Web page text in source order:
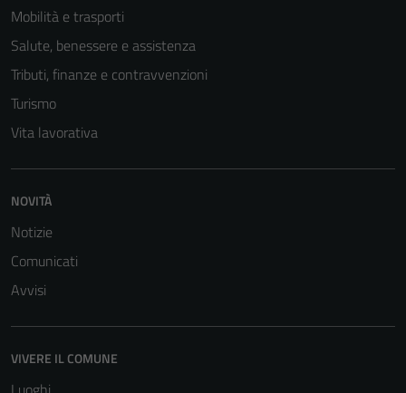
Mobilità e trasporti
Salute, benessere e assistenza
Tributi, finanze e contravvenzioni
Turismo
Vita lavorativa
NOVITÀ
Notizie
Comunicati
Avvisi
VIVERE IL COMUNE